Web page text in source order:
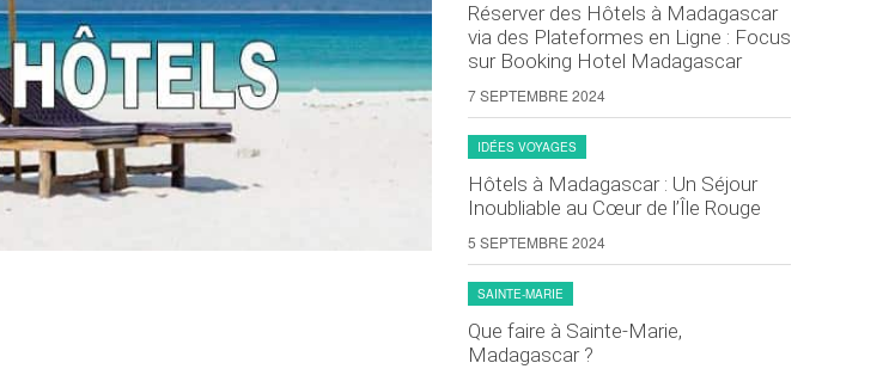
Réserver des Hôtels à Madagascar
via des Plateformes en Ligne : Focus
sur Booking Hotel Madagascar
7 SEPTEMBRE 2024
IDÉES VOYAGES
Hôtels à Madagascar : Un Séjour
Inoubliable au Cœur de l’Île Rouge
5 SEPTEMBRE 2024
SAINTE-MARIE
Que faire à Sainte-Marie,
Madagascar ?